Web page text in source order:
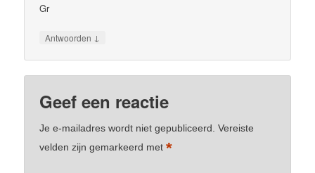
Gr
Antwoorden ↓
Geef een reactie
Je e-mailadres wordt niet gepubliceerd. Vereiste
velden zijn gemarkeerd met*